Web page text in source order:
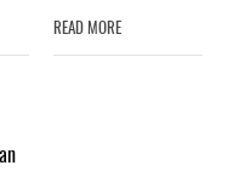
READ MORE